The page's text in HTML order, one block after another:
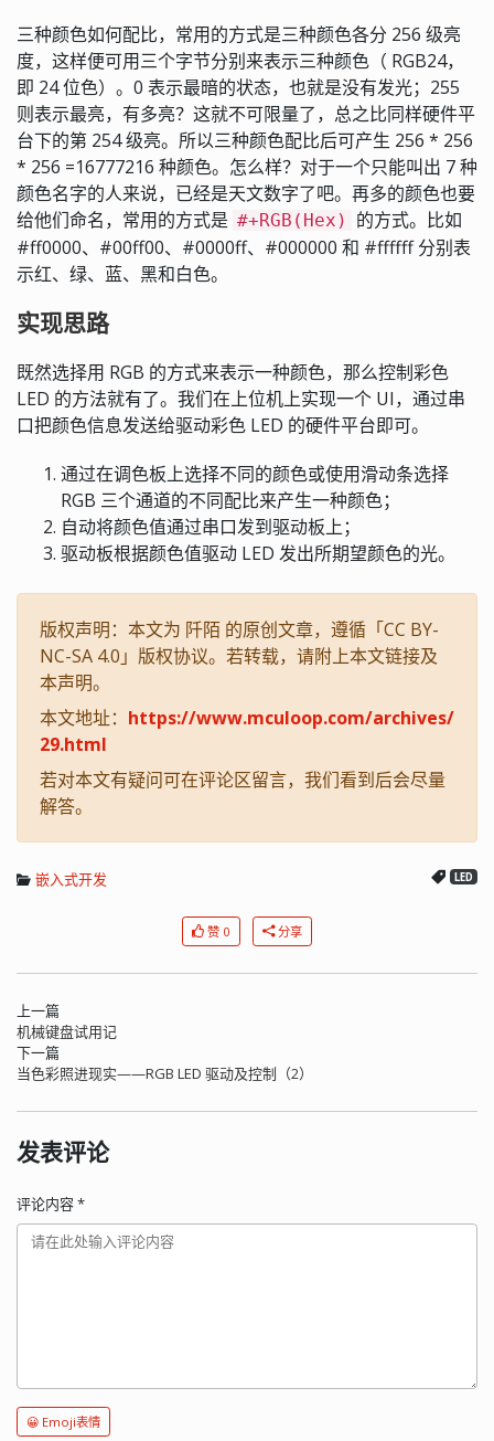
三种颜色如何配比，常用的方式是三种颜色各分 256 级亮
度，这样便可用三个字节分别来表示三种颜色（ RGB24，
即 24 位色）。0 表示最暗的状态，也就是没有发光；255
则表示最亮，有多亮？这就不可限量了，总之比同样硬件平
台下的第 254 级亮。所以三种颜色配比后可产生 256 * 256
* 256 =16777216 种颜色。怎么样？对于一个只能叫出 7 种
颜色名字的人来说，已经是天文数字了吧。再多的颜色也要
给他们命名，常用的方式是 #+RGB(Hex)
的方式。比如
#ff0000、#00ff00、#0000ff、#000000 和 #ffffff 分别表
示红、绿、蓝、黑和白色。
实现思路
既然选择用 RGB 的方式来表示一种颜色，那么控制彩色
LED 的方法就有了。我们在上位机上实现一个 UI，通过串
口把颜色信息发送给驱动彩色 LED 的硬件平台即可。
通过在调色板上选择不同的颜色或使用滑动条选择
RGB 三个通道的不同配比来产生一种颜色；
自动将颜色值通过串口发到驱动板上；
驱动板根据颜色值驱动 LED 发出所期望颜色的光。
版权声明：本文为 阡陌 的原创文章，遵循「CC BY-
NC-SA 4.0」版权协议。若转载，请附上本文链接及
本声明。
本文地址： https://www.mculoop.com/archives/
29.html
若对本文有疑问可在评论区留言，我们看到后会尽量
解答。
嵌入式开发 LED
赞 0 分享
上一篇
机械键盘试用记
下一篇
当色彩照进现实——RGB LED 驱动及控制（2）
发表评论
评论内容*
😀 Emoji表情